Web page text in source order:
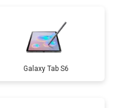
Galaxy Tab S6